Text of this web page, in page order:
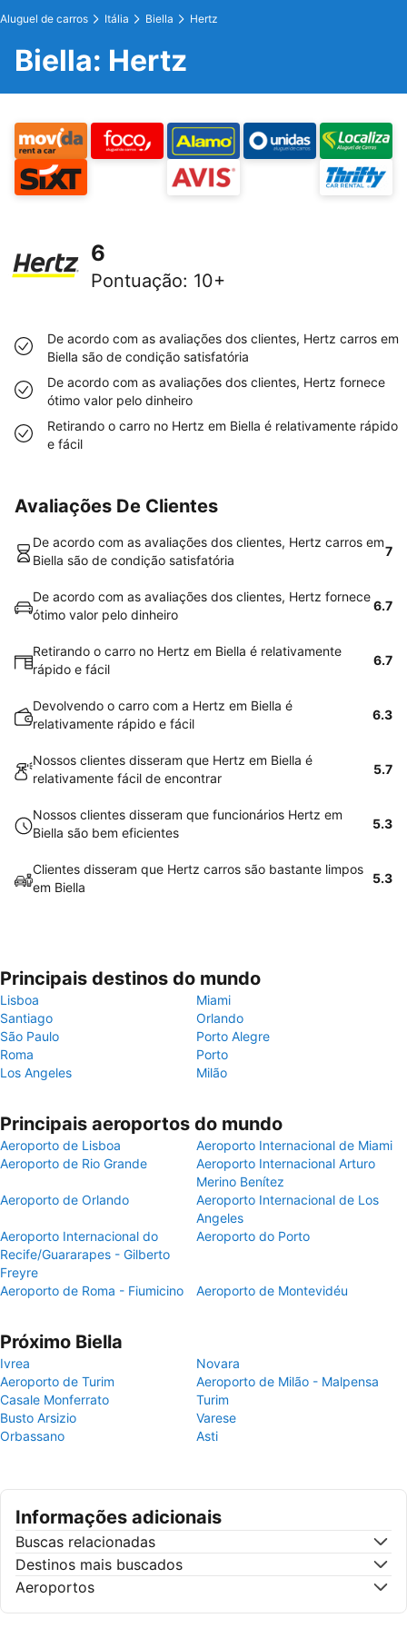
Aluguel de carros Itália Biella Hertz
Biella: Hertz
6
Pontuação: 10+
De acordo com as avaliações dos clientes, Hertz carros em
Biella são de condição satisfatória
De acordo com as avaliações dos clientes, Hertz fornece
ótimo valor pelo dinheiro
Retirando o carro no Hertz em Biella é relativamente rápido
e fácil
Avaliações De Clientes
De acordo com as avaliações dos clientes, Hertz carros em
Biella são de condição satisfatória
7
De acordo com as avaliações dos clientes, Hertz fornece
ótimo valor pelo dinheiro
6.7
Retirando o carro no Hertz em Biella é relativamente
rápido e fácil
6.7
Devolvendo o carro com a Hertz em Biella é
relativamente rápido e fácil
6.3
Nossos clientes disseram que Hertz em Biella é
relativamente fácil de encontrar
5.7
Nossos clientes disseram que funcionários Hertz em
Biella são bem eficientes
5.3
Clientes disseram que Hertz carros são bastante limpos
em Biella
5.3
Principais destinos do mundo
Lisboa
Miami
Santiago
Orlando
São Paulo
Porto Alegre
Roma
Porto
Los Angeles
Milão
Principais aeroportos do mundo
Aeroporto de Lisboa
Aeroporto Internacional de Miami
Aeroporto de Rio Grande
Aeroporto Internacional Arturo
Merino Benítez
Aeroporto de Orlando
Aeroporto Internacional de Los
Angeles
Aeroporto Internacional do
Recife/Guararapes - Gilberto
Freyre
Aeroporto do Porto
Aeroporto de Roma - Fiumicino Aeroporto de Montevidéu
Próximo Biella
Ivrea
Novara
Aeroporto de Turim
Aeroporto de Milão - Malpensa
Casale Monferrato
Turim
Busto Arsizio
Varese
Orbassano
Asti
Informações adicionais
Buscas relacionadas
Destinos mais buscados
Aeroportos